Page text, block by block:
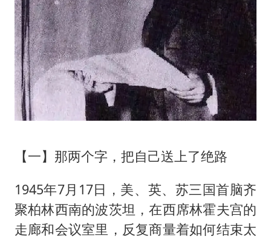
【一】那两个字，把自己送上了绝路
1945年7月17日，美、英、苏三国首脑齐
聚柏林西南的波茨坦，在西席林霍夫宫的
走廊和会议室里，反复商量着如何结束太